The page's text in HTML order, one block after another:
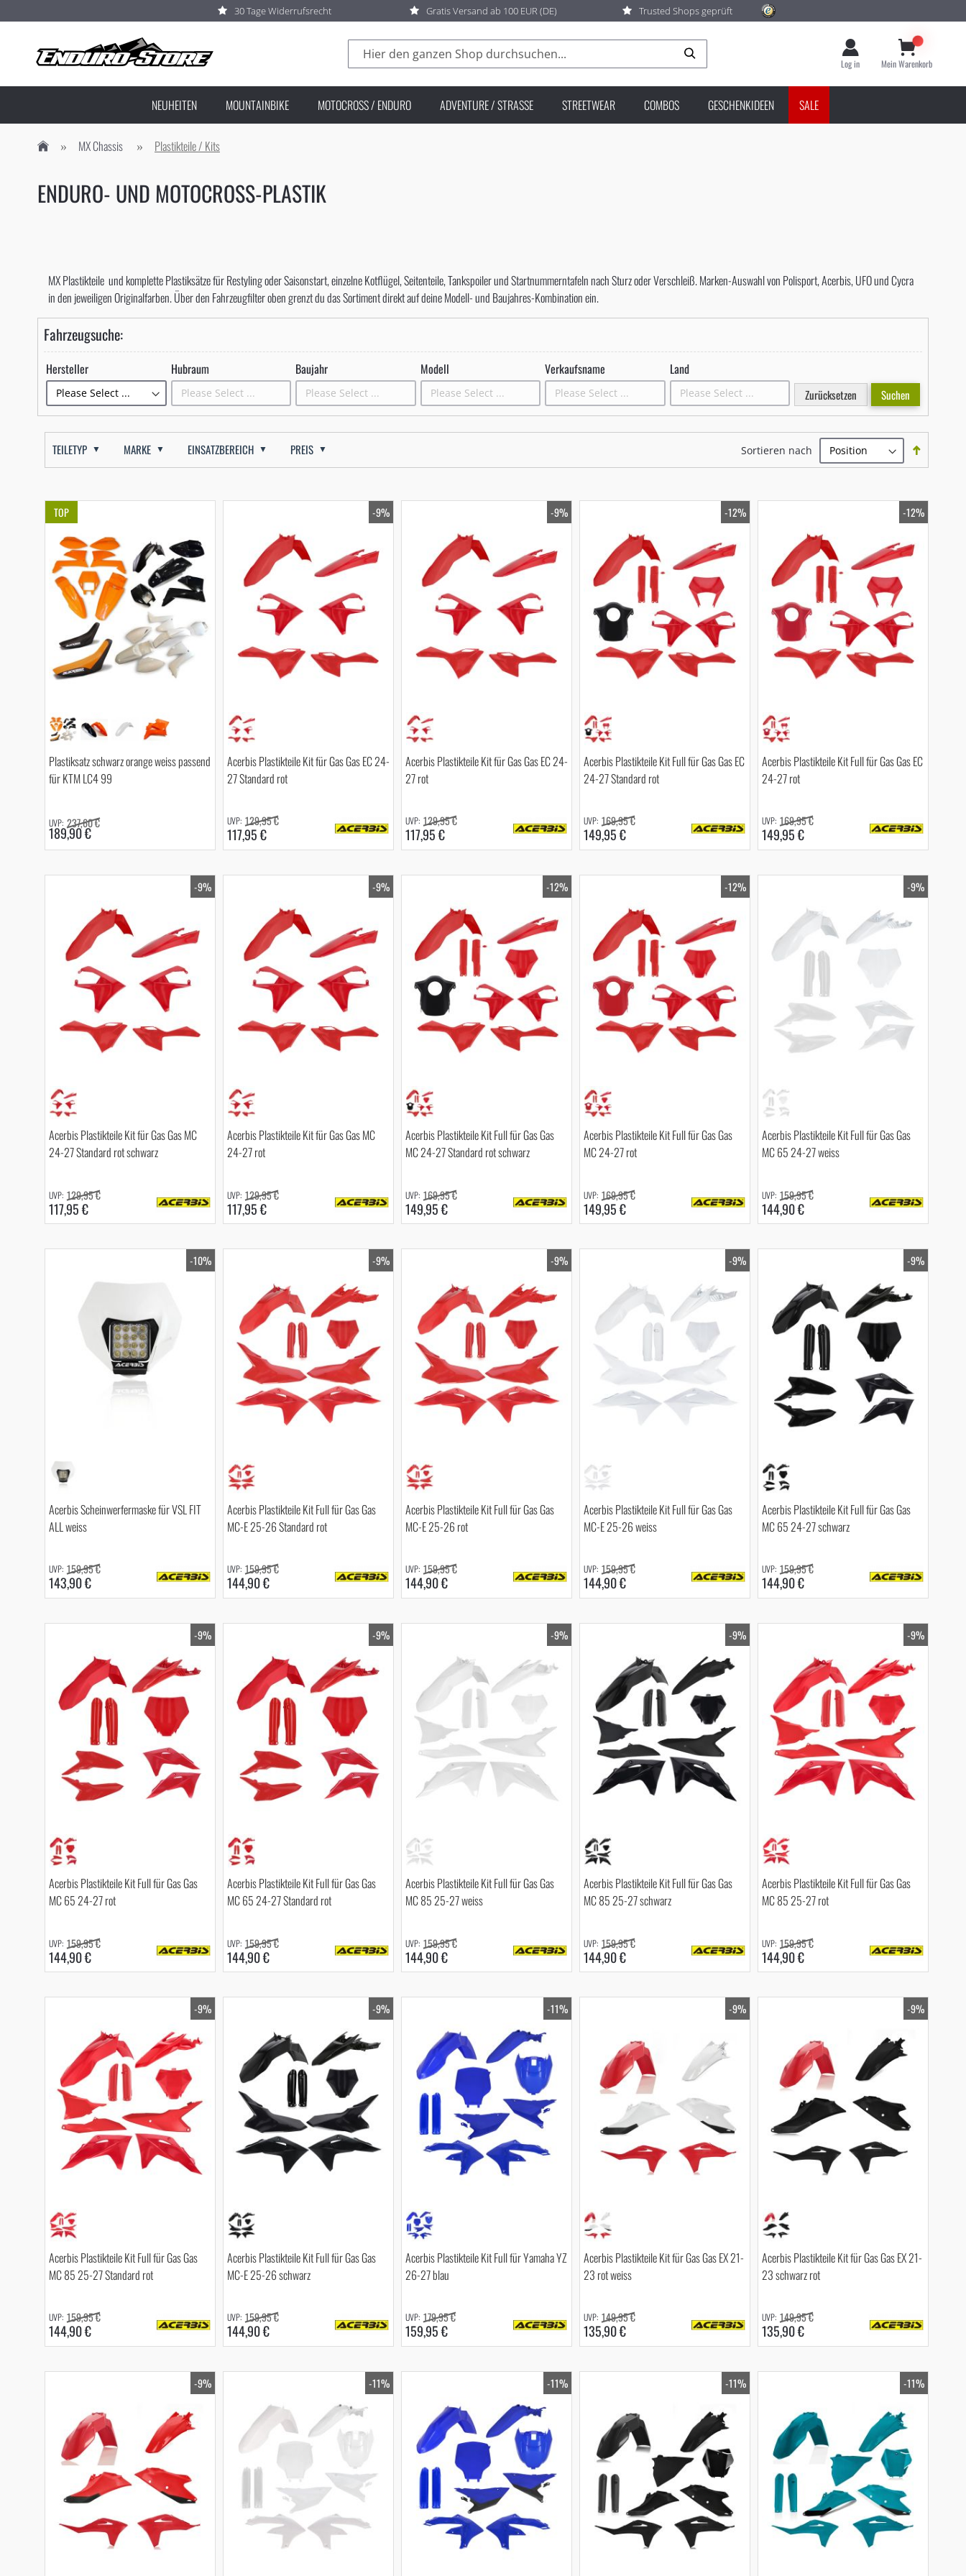
30 Tage Widerrufsrecht Gratis Versand ab 100 EUR (DE) Trusted Shops geprüft
Suche Log in Mein Warenkorb
NEUHEITEN MOUNTAINBIKE MOTOCROSS / ENDURO ADVENTURE / STRASSE STREETWEAR COMBOS GESCHENKIDEEN SALE
MX Chassis Plastikteile / Kits
ENDURO- UND MOTOCROSS-PLASTIK
MX Plastikteile und komplette Plastiksätze für Restyling oder Saisonstart, einzelne Kotflügel, Seitenteile, Tankspoiler und Startnummerntafeln nach Sturz oder Verschleiß. Marken-Auswahl von Polisport, Acerbis, UFO und Cycra
in den jeweiligen Originalfarben. Über den Fahrzeugfilter oben grenzt du das Sortiment direkt auf deine Modell- und Baujahres-Kombination ein.
Fahrzeugsuche:
Hersteller Hubraum Baujahr Modell Verkaufsname Land
Zurücksetzen Suchen
TEILETYP MARKE EINSATZBEREICH PREIS Sortieren nach
TOP
Plastiksatz schwarz orange weiss passend
für KTM LC4 99
189,90 €
237,60 €
-9%
Acerbis Plastikteile Kit für Gas Gas EC 24-
27 Standard rot
117,95 €
129,95 €
-9%
Acerbis Plastikteile Kit für Gas Gas EC 24-
27 rot
117,95 €
129,95 €
-12%
Acerbis Plastikteile Kit Full für Gas Gas EC
24-27 Standard rot
149,95 €
169,95 €
-12%
Acerbis Plastikteile Kit Full für Gas Gas EC
24-27 rot
149,95 €
169,95 €
-9%
Acerbis Plastikteile Kit für Gas Gas MC
24-27 Standard rot schwarz
117,95 €
129,95 €
-9%
Acerbis Plastikteile Kit für Gas Gas MC
24-27 rot
117,95 €
129,95 €
-12%
Acerbis Plastikteile Kit Full für Gas Gas
MC 24-27 Standard rot schwarz
149,95 €
169,95 €
-12%
Acerbis Plastikteile Kit Full für Gas Gas
MC 24-27 rot
149,95 €
169,95 €
-9%
Acerbis Plastikteile Kit Full für Gas Gas
MC 65 24-27 weiss
144,90 €
159,95 €
-10%
Acerbis Scheinwerfermaske für VSL FIT
ALL weiss
143,90 €
159,95 €
-9%
Acerbis Plastikteile Kit Full für Gas Gas
MC-E 25-26 Standard rot
144,90 €
159,95 €
-9%
Acerbis Plastikteile Kit Full für Gas Gas
MC-E 25-26 rot
144,90 €
159,95 €
-9%
Acerbis Plastikteile Kit Full für Gas Gas
MC-E 25-26 weiss
144,90 €
159,95 €
-9%
Acerbis Plastikteile Kit Full für Gas Gas
MC 65 24-27 schwarz
144,90 €
159,95 €
-9%
Acerbis Plastikteile Kit Full für Gas Gas
MC 65 24-27 rot
144,90 €
159,95 €
-9%
Acerbis Plastikteile Kit Full für Gas Gas
MC 65 24-27 Standard rot
144,90 €
159,95 €
-9%
Acerbis Plastikteile Kit Full für Gas Gas
MC 85 25-27 weiss
144,90 €
159,95 €
-9%
Acerbis Plastikteile Kit Full für Gas Gas
MC 85 25-27 schwarz
144,90 €
159,95 €
-9%
Acerbis Plastikteile Kit Full für Gas Gas
MC 85 25-27 rot
144,90 €
159,95 €
-9%
Acerbis Plastikteile Kit Full für Gas Gas
MC 85 25-27 Standard rot
144,90 €
159,95 €
-9%
Acerbis Plastikteile Kit Full für Gas Gas
MC-E 25-26 schwarz
144,90 €
159,95 €
-11%
Acerbis Plastikteile Kit Full für Yamaha YZ
26-27 blau
159,95 €
179,95 €
-9%
Acerbis Plastikteile Kit für Gas Gas EX 21-
23 rot weiss
135,90 €
149,95 €
-9%
Acerbis Plastikteile Kit für Gas Gas EX 21-
23 schwarz rot
135,90 €
149,95 €
-9% -11% -11% -11% -11%